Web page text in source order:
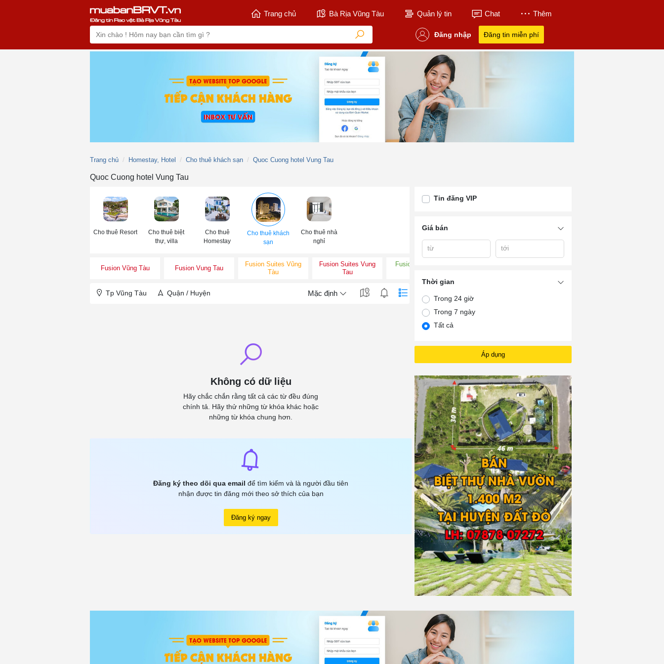
Trang chủ Bà Rịa Vũng Tàu Quản lý tin Chat Thêm
Đăng nhập Đăng tin miễn phí
Trang chủ Homestay, Hotel Cho thuê khách sạn Quoc Cuong hotel Vung Tau
Quoc Cuong hotel Vung Tau
Cho thuê Resort
Cho thuê biệt
thự, villa
Cho thuê
Homestay
Cho thuê khách
sạn
Cho thuê nhà
nghỉ
Fusion Vũng Tàu Fusion Vung Tau
Fusion Suites Vũng
Tàu
Fusion Suites Vung
Tau
Fusion Suite Vũng
Tp Vũng Tàu Quận / Huyện Mặc định
Không có dữ liệu
Hãy chắc chắn rằng tất cả các từ đều đúng
chính tả. Hãy thử những từ khóa khác hoặc
những từ khóa chung hơn.
Đăng ký theo dõi qua email để tìm kiếm và là người đầu tiên
nhận được tin đăng mới theo sở thích của bạn
Đăng ký ngay
Tin đăng VIP
Giá bán
từ tới
Thời gian
Trong 24 giờ
Trong 7 ngày
Tất cả
Áp dụng